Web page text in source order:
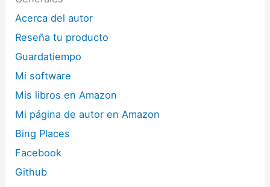
Acerca del autor
Reseña tu producto
Guardatiempo
Mi software
Mis libros en Amazon
Mi página de autor en Amazon
Bing Places
Facebook
Github